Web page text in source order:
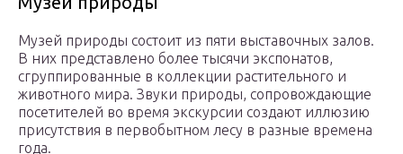
Музей природы состоит из пяти выставочных залов.
В них представлено более тысячи экспонатов,
сгруппированные в коллекции растительного и
животного мира. Звуки природы, сопровождающие
посетителей во время экскурсии создают иллюзию
присутствия в первобытном лесу в разные времена
года.